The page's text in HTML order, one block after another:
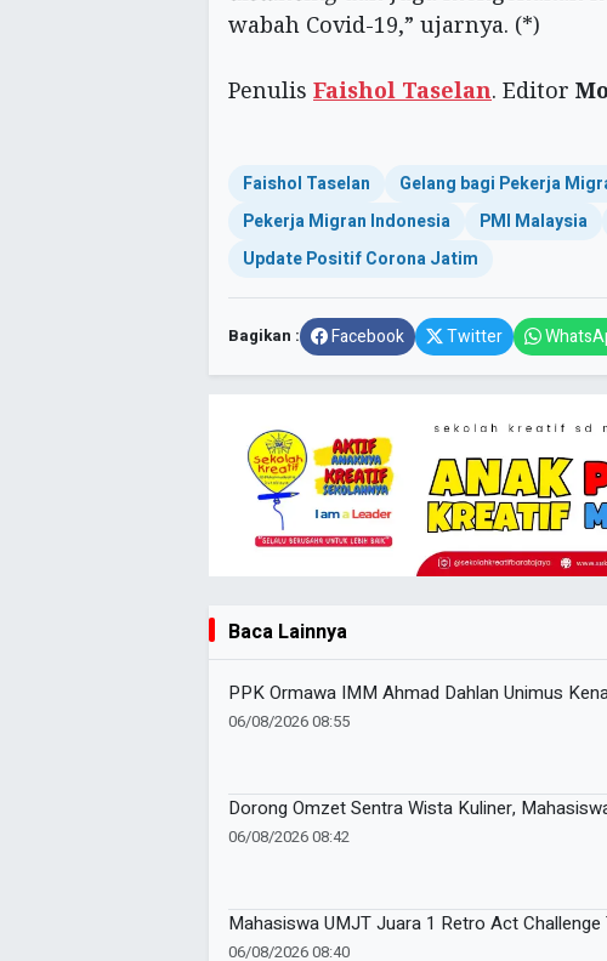
wabah Covid-19,” ujarnya. (*)
Penulis Faishol Taselan. Editor
Faishol Taselan Gelang bagi Pekerja
Pekerja Migran Indonesia
PMI Malaysia
Update Positif Corona Jatim
Bagikan : Facebook Twitter
Baca Lainnya
PPK Ormawa IMM Ahmad Dahlan Unimus
06/08/2026 08:55
Dorong Omzet Sentra Wista Kuliner,
06/08/2026 08:42
Mahasiswa UMJT Juara 1 Retro Act
06/08/2026 08:40